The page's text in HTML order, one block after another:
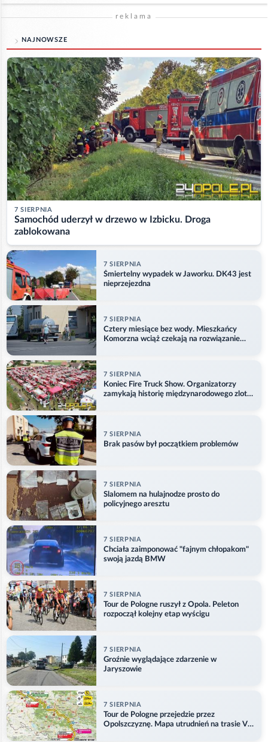
reklama
NAJNOWSZE
7 SIERPNIA
Samochód uderzył w drzewo w Izbicku. Droga
zablokowana
7 SIERPNIA
Śmiertelny wypadek w Jaworku. DK43 jest
nieprzejezdna
7 SIERPNIA
Cztery miesiące bez wody. Mieszkańcy
Komorzna wciąż czekają na rozwiązanie
7 SIERPNIA
Koniec Fire Truck Show. Organizatorzy
zamykają historię międzynarodowego zlotu
7 SIERPNIA
Brak pasów był początkiem problemów
7 SIERPNIA
Slalomem na hulajnodze prosto do
policyjnego aresztu
7 SIERPNIA
Chciała zaimponować "fajnym chłopakom"
swoją jazdą BMW
7 SIERPNIA
Tour de Pologne ruszył z Opola. Peleton
rozpoczął kolejny etap wyścigu
7 SIERPNIA
Groźnie wyglądające zdarzenie w
Jaryszowie
7 SIERPNIA
Tour de Pologne przejedzie przez
Opolszczyznę. Mapa utrudnień na trasie V